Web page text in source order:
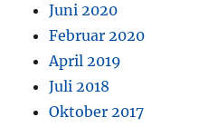
Juni 2020
Februar 2020
April 2019
Juli 2018
Oktober 2017